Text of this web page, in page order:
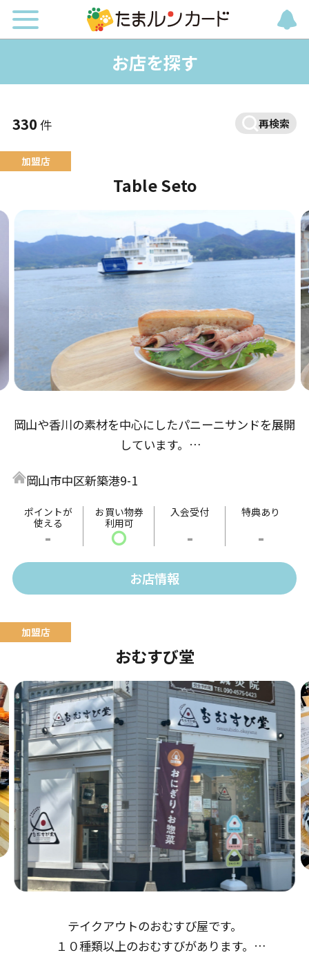
お店を探す
330件 再検索
Table Seto
岡山や香川の素材を中心にしたパニーニサンドを展開
しています。
自慢のサンドとともに新岡山港でどうぞ憩いのひと時
をお過ごしください。
岡山市中区新築港9-1
ポイントが
使える
-
お買い物券
利用可
〇
入会受付
-
特典あり
-
お店情報
おむすび堂
テイクアウトのおむすび屋です。
１０種類以上のおむすびがあります。